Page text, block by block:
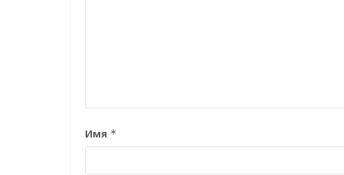
Имя *